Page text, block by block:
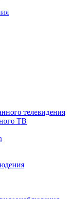
телевидения
ТВ